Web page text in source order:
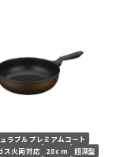
ラブルプレミアムコート
火両対応
28cm 超深型